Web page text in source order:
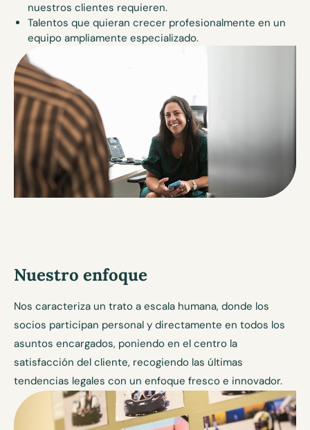
nuestros clientes requieren.
Talentos que quieran crecer profesionalmente en un
equipo ampliamente especializado.
Nuestro enfoque
Nos caracteriza un trato a escala humana, donde los
socios participan personal y directamente en todos los
asuntos encargados, poniendo en el centro la
satisfacción del cliente, recogiendo las últimas
tendencias legales con un enfoque fresco e innovador.